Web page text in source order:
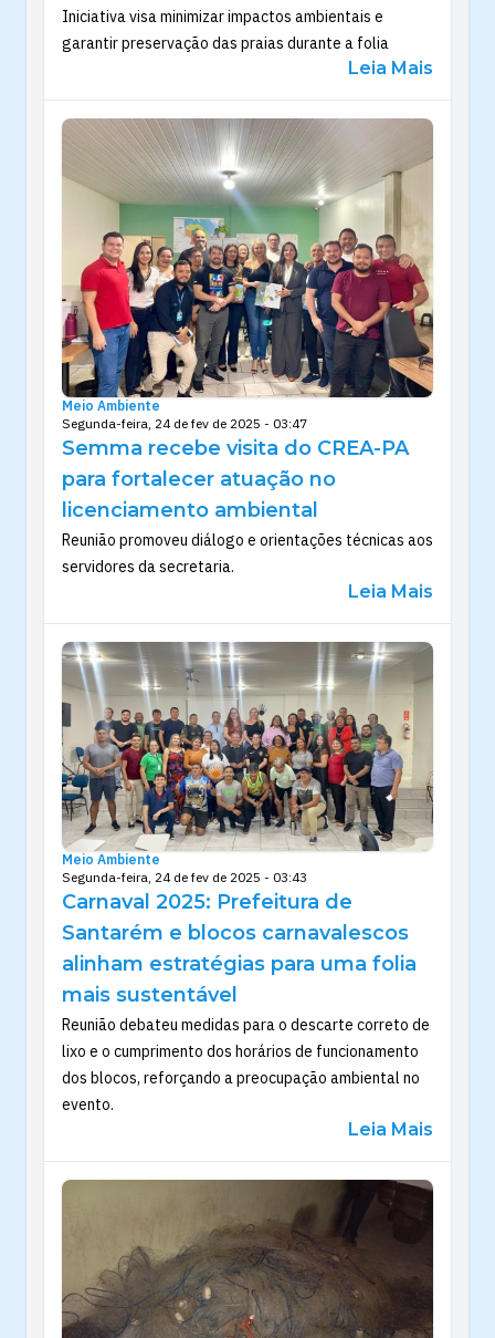
Iniciativa visa minimizar impactos ambientais e
garantir preservação das praias durante a folia
Leia Mais
Meio Ambiente
Segunda-feira, 24 de fev de 2025 - 03:47
Semma recebe visita do CREA-PA
para fortalecer atuação no
licenciamento ambiental
Reunião promoveu diálogo e orientações técnicas aos
servidores da secretaria.
Leia Mais
Meio Ambiente
Segunda-feira, 24 de fev de 2025 - 03:43
Carnaval 2025: Prefeitura de
Santarém e blocos carnavalescos
alinham estratégias para uma folia
mais sustentável
Reunião debateu medidas para o descarte correto de
lixo e o cumprimento dos horários de funcionamento
dos blocos, reforçando a preocupação ambiental no
evento.
Leia Mais